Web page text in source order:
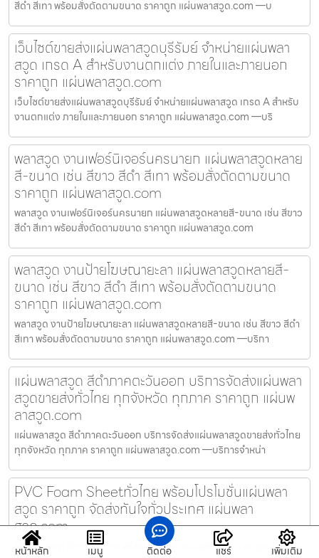
สีดำ สีเทา พร้อมสั่งตัดตามขนาด ราคาถูก แผ่นพลาสวูด.com —บ
เว็บไซต์ขายส่งแผ่นพลาสวูดบุรีรัมย์ จำหน่ายแผ่นพลา
สวูด เกรด A สำหรับงานตกแต่ง ภายในและภายนอก
ราคาถูก แผ่นพลาสวูด.com
เว็บไซต์ขายส่งแผ่นพลาสวูดบุรีรัมย์ จำหน่ายแผ่นพลาสวูด เกรด A สำหรับ
งานตกแต่ง ภายในและภายนอก ราคาถูก แผ่นพลาสวูด.com —บริ
พลาสวูด งานเฟอร์นิเจอร์นครนายก แผ่นพลาสวูดหลาย
สี-ขนาด เช่น สีขาว สีดำ สีเทา พร้อมสั่งตัดตามขนาด
ราคาถูก แผ่นพลาสวูด.com
พลาสวูด งานเฟอร์นิเจอร์นครนายก แผ่นพลาสวูดหลายสี-ขนาด เช่น สีขาว
สีดำ สีเทา พร้อมสั่งตัดตามขนาด ราคาถูก แผ่นพลาสวูด.com
พลาสวูด งานป้ายโฆษณายะลา แผ่นพลาสวูดหลายสี-
ขนาด เช่น สีขาว สีดำ สีเทา พร้อมสั่งตัดตามขนาด
ราคาถูก แผ่นพลาสวูด.com
พลาสวูด งานป้ายโฆษณายะลา แผ่นพลาสวูดหลายสี-ขนาด เช่น สีขาว สีดำ
สีเทา พร้อมสั่งตัดตามขนาด ราคาถูก แผ่นพลาสวูด.com —บริกา
แผ่นพลาสวูด สีดำภาคตะวันออก บริการจัดส่งแผ่นพลา
สวูดขายส่งทั่วไทย ทุกจังหวัด ทุกภาค ราคาถูก แผ่นพ
ลาสวูด.com
แผ่นพลาสวูด สีดำภาคตะวันออก บริการจัดส่งแผ่นพลาสวูดขายส่งทั่วไทย
ทุกจังหวัด ทุกภาค ราคาถูก แผ่นพลาสวูด.com —บริการจำหน่า
PVC Foam Sheetทั่วไทย พร้อมโปรโมชั่นแผ่นพลา
สวูด ราคาถูก จัดส่งทันใจทั่วประเทศ แผ่นพลา
สวูด.com
PVC Foam Sheetทั่วไทย พร้อมโปรโมชั่นแผ่นพลาสวูด ราคาถูก จัดส่ง
หน้าหลัก เมนู ติดต่อ แชร์ เพิ่มเติม